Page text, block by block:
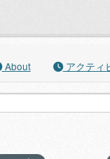
About アクティ